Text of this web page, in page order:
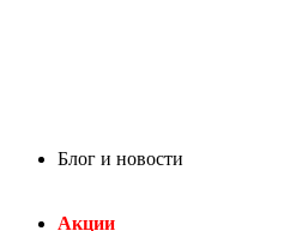
Блог и новости
Акции